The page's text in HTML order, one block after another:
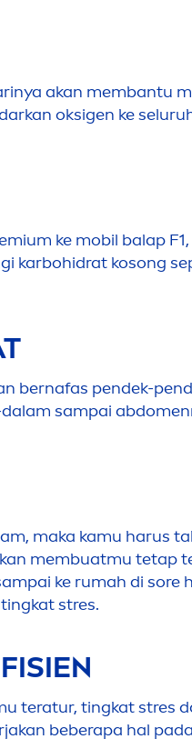
akan membantu
oksigen ke
ke mobil balap
karbohidrat kosong
bernafas pendek-
sampai abdomen
maka kamu harus
membuatmu tetap
ke rumah di
stres.
teratur, tingkat stres
beberapa hal